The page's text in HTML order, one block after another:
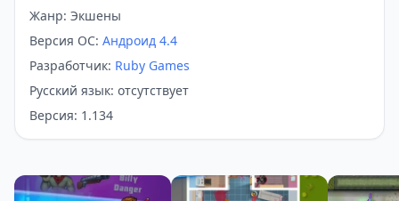
Жанр: Экшены
Версия ОС: Андроид 4.4
Разработчик: Ruby Games
Русский язык: отсутствует
Версия: 1.134